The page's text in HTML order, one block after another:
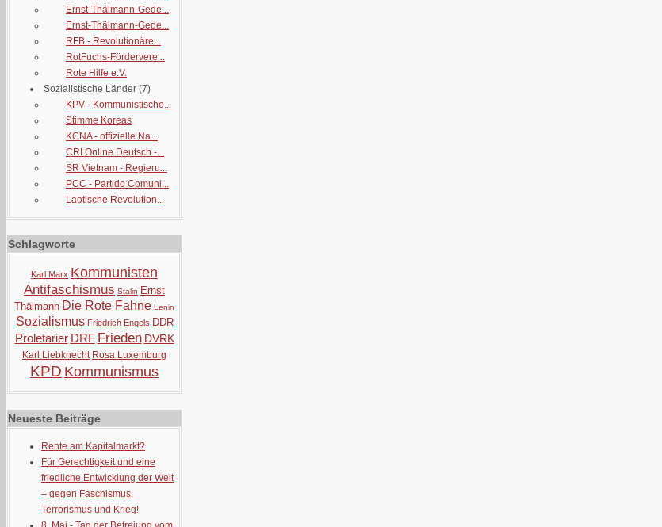
Ernst-Thälmann-Gede...
Ernst-Thälmann-Gede...
RFB - Revolutionäre...
RotFuchs-Fördervere...
Rote Hilfe e.V.
Sozialistische Länder (7)
KPV - Kommunistische...
Stimme Koreas
KCNA - offizielle Na...
CRI Online Deutsch -...
SR Vietnam - Regieru...
PCC - Partido Comuni...
Laotische Revolution...
Schlagworte
Karl Marx Kommunisten
Antifaschismus Stalin Ernst
Thälmann Die Rote Fahne Lenin
Sozialismus Friedrich Engels DDR
Proletarier DRF Frieden DVRK
Karl Liebknecht Rosa Luxemburg
KPD Kommunismus
Neueste Beiträge
Rente am Kapitalmarkt?
Für Gerechtigkeit und eine
friedliche Entwicklung der Welt
– gegen Faschismus,
Terrorismus und Krieg!